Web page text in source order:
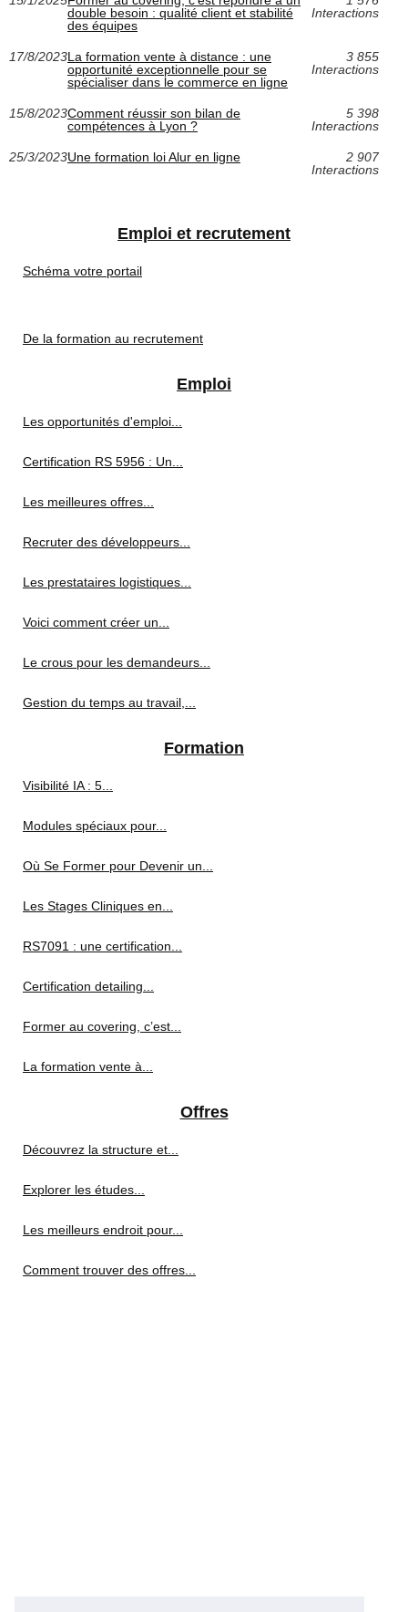
double besoin : qualité client et stabilité
des équipes
Interactions
17/8/2023La formation vente à distance : une
opportunité exceptionnelle pour se
spécialiser dans le commerce en ligne
3 855
Interactions
15/8/2023Comment réussir son bilan de
compétences à Lyon ?
5 398
Interactions
25/3/2023Une formation loi Alur en ligne
2 907
Interactions
Emploi et recrutement
Schéma votre portail
De la formation au recrutement
Emploi
Les opportunités d'emploi...
Certification RS 5956 : Un...
Les meilleures offres...
Recruter des développeurs...
Les prestataires logistiques...
Voici comment créer un...
Le crous pour les demandeurs...
Gestion du temps au travail,...
Formation
Visibilité IA : 5...
Modules spéciaux pour...
Où Se Former pour Devenir un...
Les Stages Cliniques en...
RS7091 : une certification...
Certification detailing...
Former au covering, c’est...
La formation vente à...
Offres
Découvrez la structure et...
Explorer les études...
Les meilleurs endroit pour...
Comment trouver des offres...